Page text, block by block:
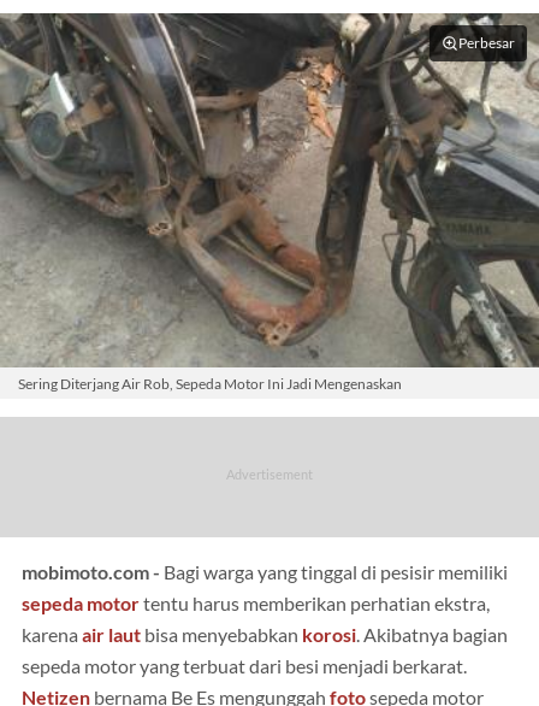
Perbesar
Sering Diterjang Air Rob, Sepeda Motor Ini Jadi Mengenaskan
mobimoto.com - Bagi warga yang tinggal di pesisir memiliki
sepeda motortentu harus memberikan perhatian ekstra,
karena air laut bisa menyebabkan korosi. Akibatnya bagian
sepeda motor yang terbuat dari besi menjadi berkarat.
Netizen bernama Be Es mengunggah fotosepeda motor